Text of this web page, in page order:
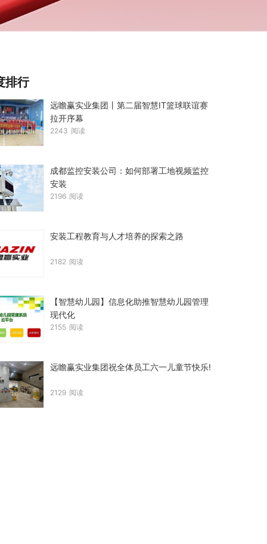
排行
远瞻赢实业集团丨第二届智慧IT篮球联谊赛
拉开序幕
2243 阅读
成都监控安装公司：如何部署工地视频监控
安装
2196 阅读
安装工程教育与人才培养的探索之路
2182 阅读
【智慧幼儿园】信息化助推智慧幼儿园管理
现代化
2155 阅读
远瞻赢实业集团祝全体员工六一儿童节快乐!
2129 阅读